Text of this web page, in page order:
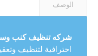
الوصف
شركه تنظيف كنب
احترافية لتنظيف